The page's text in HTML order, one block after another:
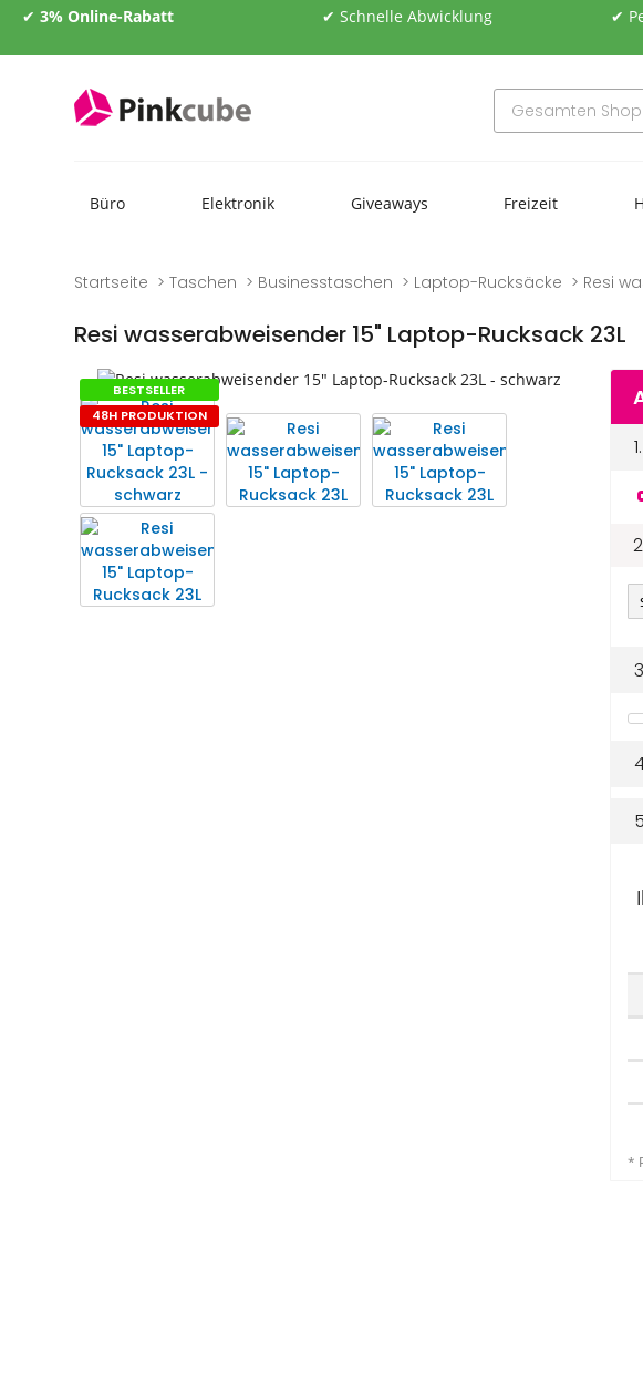
✔ 3% Online-Rabatt ✔ Schnelle Abwicklung ✔
Büro Elektronik Giveaways Freizeit
Startseite Taschen Businesstaschen Laptop-Rucksäcke Resi
Resi wasserabweisender 15" Laptop-Rucksack 23L
Zum
Ende
der
Bildgalerie
springen
Zum
Anfang
der
Bildgalerie
springen
BESTSELLER
48H PRODUKTION
*